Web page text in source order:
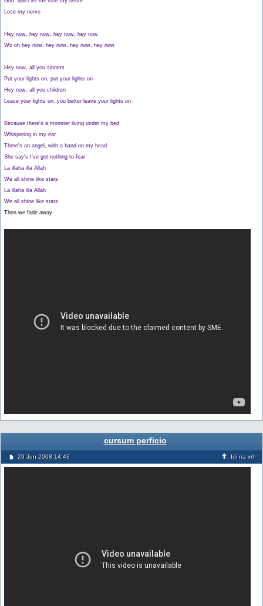
Lose my nerve
Hey now, hey now, hey now, hey now
Wo oh hey now, hey now, hey now, hey now
Hey now, all you sinners
Put your lights on, put your lights on
Hey now, all you children
Leave your lights on, you better leave your lights on
Because there's a monster living under my bed
Whispering in my ear
There's an angel, with a hand on my head
She say's I've got nothing to fear
La illaha illa Allah
We all shine like stars
La illaha illa Allah
We all shine like stars
Then we fade away
cursum perficio
29 Jun 2008 14:43 Idi na vrh